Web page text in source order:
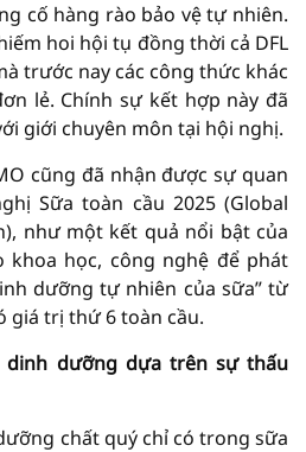
cố hàng rào bảo vệ tự nhiên.
hoi hội tụ đồng thời cả DFL
trước nay các công thức khác
lẻ. Chính sự kết hợp này đã
giới chuyên môn tại hội nghị.
cũng đã nhận được sự quan
Sữa toàn cầu 2025 (Global
như một kết quả nổi bật của
khoa học, công nghệ để phát
dưỡng tự nhiên của sữa” từ
giá trị thứ 6 toàn cầu.
dinh dưỡng dựa trên sự thấu
chất quý chỉ có trong sữa